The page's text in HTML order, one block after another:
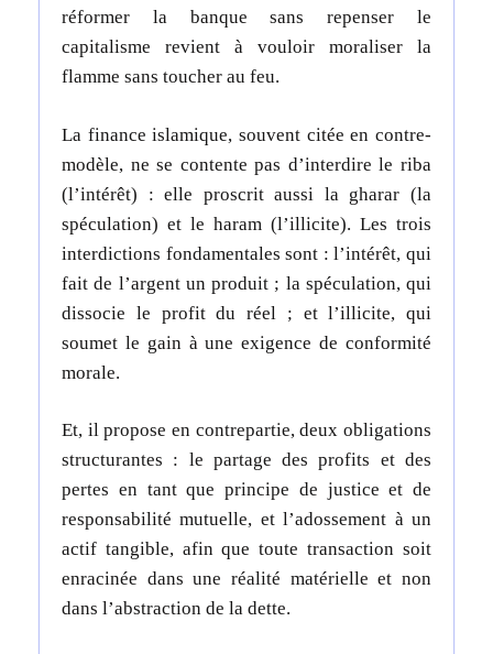
réformer la banque sans repenser le
capitalisme revient à vouloir moraliser la
flamme sans toucher au feu.
La finance islamique, souvent citée en contre-
modèle, ne se contente pas d’interdire le riba
(l’intérêt) : elle proscrit aussi la gharar (la
spéculation) et le haram (l’illicite). Les trois
interdictions fondamentales sont : l’intérêt, qui
fait de l’argent un produit ; la spéculation, qui
dissocie le profit du réel ; et l’illicite, qui
soumet le gain à une exigence de conformité
morale.
Et, il propose en contrepartie, deux obligations
structurantes : le partage des profits et des
pertes en tant que principe de justice et de
responsabilité mutuelle, et l’adossement à un
actif tangible, afin que toute transaction soit
enracinée dans une réalité matérielle et non
dans l’abstraction de la dette.